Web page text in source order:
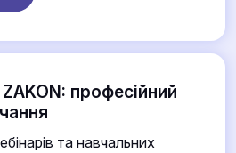
професійний
та навчальних